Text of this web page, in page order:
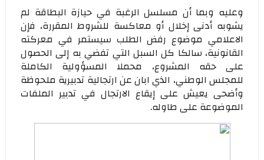
وعليه وبما أن مسلسل الرغبة في حيازة البطاقة لم
يشوبه أدنى إخلال أو معاكسة للشروط المقررة، فإن
الاعلامي موضوع رفض الطلب سيستمر في معركته
القانونية، سالكا كل السبل التي تفضي به إلى الحصول
على حقه المشروع، محملا المسؤولية الكاملة
للمجلس الوطني، الذي ابان عن ارتجالية تدبيرية ملحوظة
وأضحى يعيش على إيقاع الارتجال في تدبير الملفات
الموضوعة على طاوله.